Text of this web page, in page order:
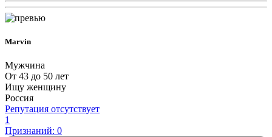
Marvin
Мужчина
От 43 до 50 лет
Ищу женщину
Россия
Репутация отсутствует
1
Признаний: 0